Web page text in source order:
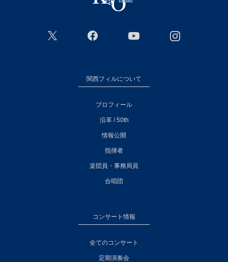
関西フィルについて
プロフィール
沿革 / 50th
情報公開
指揮者
楽団員・事務局員
合唱団
コンサート情報
全てのコンサート
定期演奏会